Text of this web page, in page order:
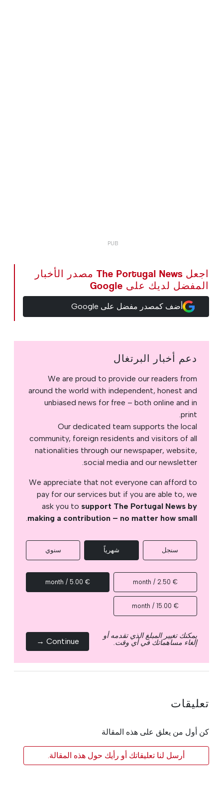
اجعل The Portugal News مصدر الأخبار
المفضل لديك على Google
أضف كمصدر مفضل على Google
دعم أخبار البرتغال
We are proud to provide our readers from
around the world with independent, honest and
unbiased news for free – both online and in
print.
Our dedicated team supports the local
community, foreign residents and visitors of all
nationalities through our newspaper, website,
social media and our newsletter.
We appreciate that not everyone can afford to
pay for our services but if you are able to, we
ask you to support The Portugal News by
making a contribution – no matter how small
.
سنجل شهرياً سنوي
€ 2.50 / month
€ 5.00 / month
€ 15.00 / month
يمكنك تغيير المبلغ الذي تقدمه أو
إلغاء مساهماتك في أي وقت. Continue →
تعليقات
كن أول من يعلق على هذه المقالة
أرسل لنا تعليقاتك أو رأيك حول هذه المقالة.